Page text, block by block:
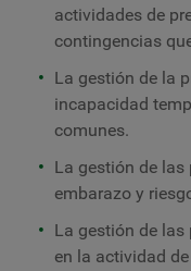
actividades de
contingencias
La gestión de la
incapacidad
comunes.
La gestión de las
embarazo y
La gestión de las
en la actividad